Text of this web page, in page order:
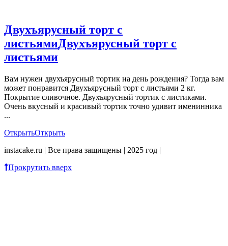
Двухъярусный торт с
листьямиДвухъярусный торт с
листьями
Вам нужен двухъярусный тортик на день рождения? Тогда вам
может понравится Двухъярусный торт с листьями 2 кг.
Покрытие сливочное. Двухъярусный тортик с листиками.
Очень вкусный и красивый тортик точно удивит именинника
...
ОткрытьОткрыть
instacake.ru | Все права защищены | 2025 год |
Прокрутить вверх